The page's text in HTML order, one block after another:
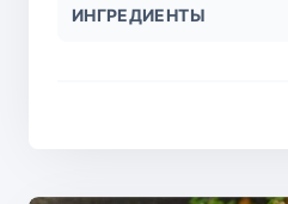
ИНГРЕДИЕНТЫ